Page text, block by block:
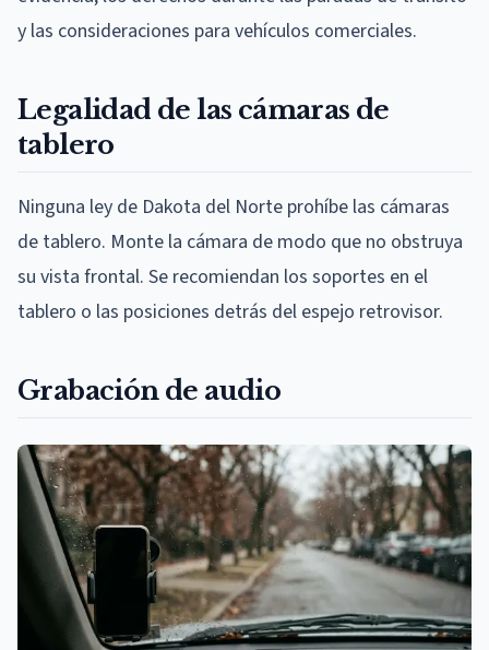
y las consideraciones para vehículos comerciales.
Legalidad de las cámaras de
tablero
Ninguna ley de Dakota del Norte prohíbe las cámaras
de tablero. Monte la cámara de modo que no obstruya
su vista frontal. Se recomiendan los soportes en el
tablero o las posiciones detrás del espejo retrovisor.
Grabación de audio